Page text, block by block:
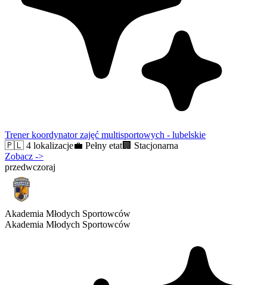
Trener koordynator zajęć multisportowych - lubelskie
🇵🇱 4 lokalizacje💼 Pełny etat🏢 Stacjonarna
Zobacz ->
przedwczoraj
Akademia Młodych Sportowców
Akademia Młodych Sportowców